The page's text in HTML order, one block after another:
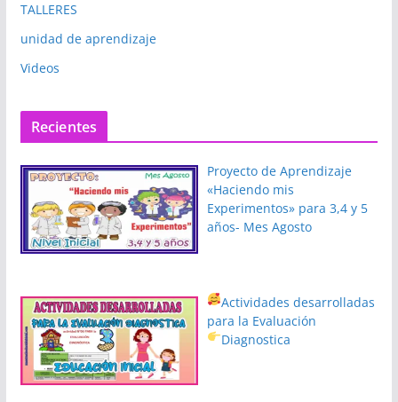
TALLERES
unidad de aprendizaje
Videos
Recientes
Proyecto de Aprendizaje
«Haciendo mis
Experimentos» para 3,4 y 5
años- Mes Agosto
Actividades desarrolladas
para la Evaluación
Diagnostica